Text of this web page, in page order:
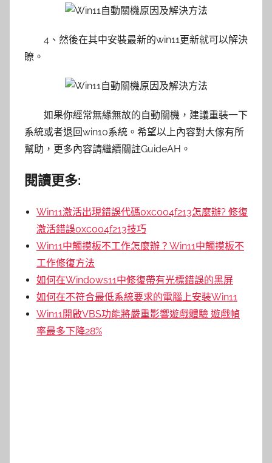
4、然後在其中安裝最新的win11更新就可以解決
瞭。
如果你經常無緣無故的自動關機，建議重裝一下
系統或者退回win10系統。希望以上內容對大傢有所
幫助，更多內容請繼續關註GuideAH。
閱讀更多:
Win11激活出現錯誤代碼0xc004f213怎麼辦? 修復
激活錯誤0xc004f213技巧
Win11中觸摸板不工作怎麼辦？Win11中觸摸板不
工作修復方法
如何在Windows11中修復帶有光標錯誤的黑屏
如何在不符合最低系統要求的電腦上安裝Win11
Win11開啟VBS功能將嚴重影響遊戲體驗 遊戲幀
率最多下降28%